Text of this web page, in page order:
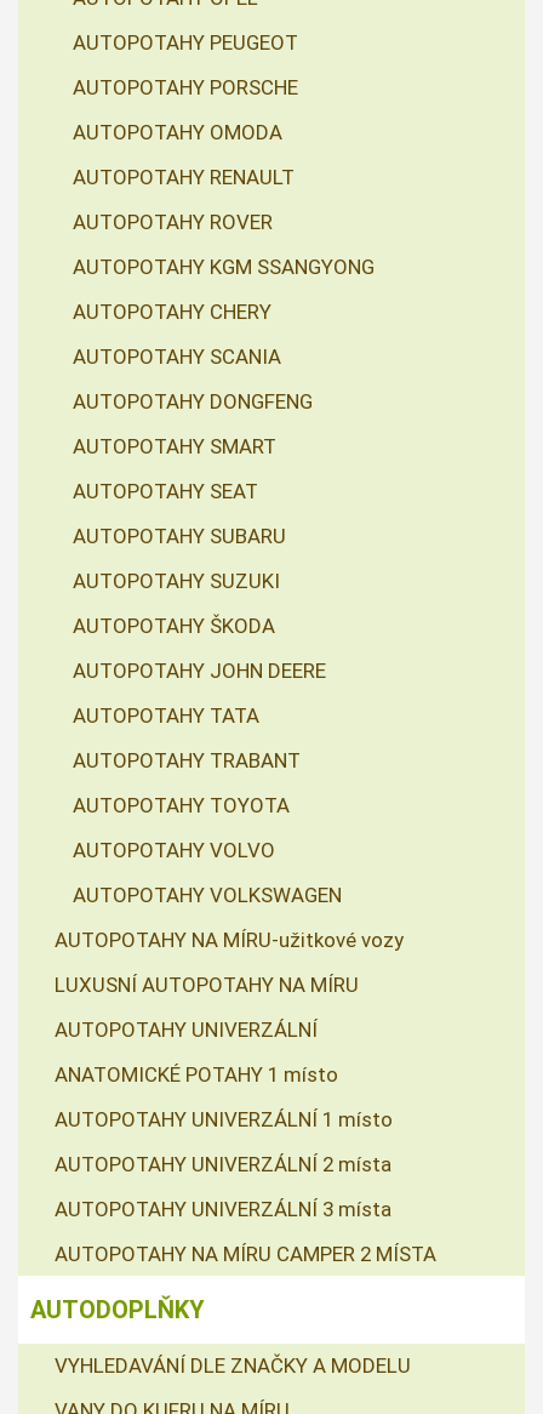
AUTOPOTAHY PEUGEOT
AUTOPOTAHY PORSCHE
AUTOPOTAHY OMODA
AUTOPOTAHY RENAULT
AUTOPOTAHY ROVER
AUTOPOTAHY KGM SSANGYONG
AUTOPOTAHY CHERY
AUTOPOTAHY SCANIA
AUTOPOTAHY DONGFENG
AUTOPOTAHY SMART
AUTOPOTAHY SEAT
AUTOPOTAHY SUBARU
AUTOPOTAHY SUZUKI
AUTOPOTAHY ŠKODA
AUTOPOTAHY JOHN DEERE
AUTOPOTAHY TATA
AUTOPOTAHY TRABANT
AUTOPOTAHY TOYOTA
AUTOPOTAHY VOLVO
AUTOPOTAHY VOLKSWAGEN
AUTOPOTAHY NA MÍRU-užitkové vozy
LUXUSNÍ AUTOPOTAHY NA MÍRU
AUTOPOTAHY UNIVERZÁLNÍ
ANATOMICKÉ POTAHY 1 místo
AUTOPOTAHY UNIVERZÁLNÍ 1 místo
AUTOPOTAHY UNIVERZÁLNÍ 2 místa
AUTOPOTAHY UNIVERZÁLNÍ 3 místa
AUTOPOTAHY NA MÍRU CAMPER 2 MÍSTA
AUTODOPLŇKY
VYHLEDAVÁNÍ DLE ZNAČKY A MODELU